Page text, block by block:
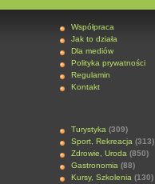
Współpraca
Jak to działa
Dla mediów
Polityka prywatności
Regulamin
Kontakt
Turystyka (309)
Sport, Rekreacja (313)
Zdrowie, Uroda (850)
Gastronomia (88)
Kursy, Szkolenia (130)